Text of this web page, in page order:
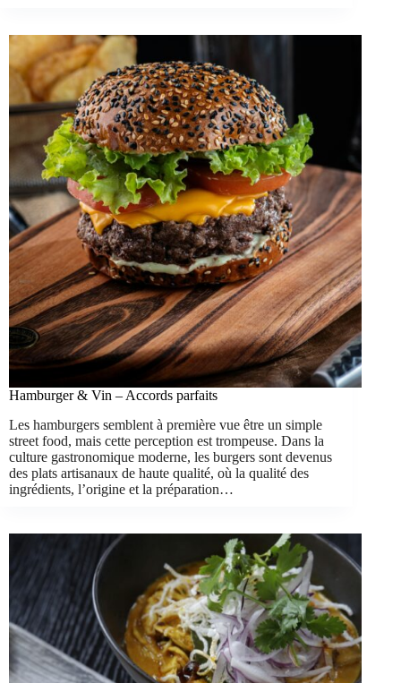
Hamburger & Vin – Accords parfaits
Les hamburgers semblent à première vue être un simple
street food, mais cette perception est trompeuse. Dans la
culture gastronomique moderne, les burgers sont devenus
des plats artisanaux de haute qualité, où la qualité des
ingrédients, l’origine et la préparation…